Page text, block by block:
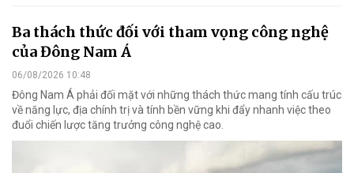
Ba thách thức đối với tham vọng công nghệ
của Đông Nam Á
06/08/2026 10:48
Đông Nam Á phải đối mặt với những thách thức mang tính cấu trúc
về năng lực, địa chính trị và tính bền vững khi đẩy nhanh việc theo
đuổi chiến lược tăng trưởng công nghệ cao.